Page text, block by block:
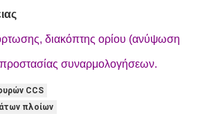
διακόπτης ορίου (ανύψωση
προστασίας συναρμολογήσεων.
CCS
πλοίων